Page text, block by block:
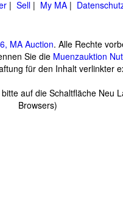
| Sell | My MA |
MA Auction. Alle Rechte
Sie die Muenzauktion
für den Inhalt verlinkter
auf die Schaltfläche Neu
Browsers)